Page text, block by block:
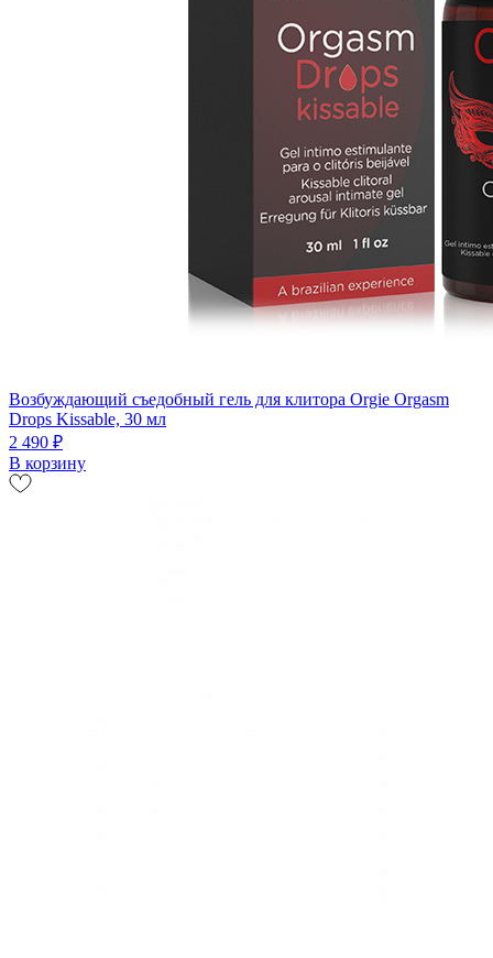
Возбуждающий съедобный гель для клитора Orgie Orgasm
Drops Kissable, 30 мл
2 490 ₽
В корзину